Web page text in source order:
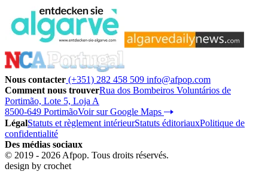
Nous contacter (+351) 282 458 509 info@afpop.com
Comment nous trouverRua dos Bombeiros Voluntários de
Portimão, Lote 5, Loja A
8500-649 PortimãoVoir sur Google Maps
LégalStatuts et règlement intérieurStatuts éditoriauxPolitique de
confidentialité
Des médias sociaux
© 2019 - 2026 Afpop. Tous droits réservés.
design by crochet